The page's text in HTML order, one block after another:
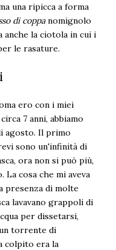
una ripicca a forma
di coppanomignolo
anche la ciotola in cui i
le rasature.
ero con i miei
7 anni, abbiamo
agosto. Il primo
sono un'infinità di
ora non si può più,
La cosa che mi aveva
presenza di molte
lavavano grappoli di
per dissetarsi,
torrente di
colpito era la